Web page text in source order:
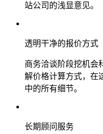
站公司的浅显意见。
透明干净的报价方式
商务洽谈阶段挖机会
解价格计算方式，在
中的所有细节。
长期顾问服务